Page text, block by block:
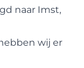
naar Imst,
wij er